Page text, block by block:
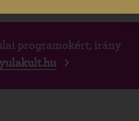
programokért, irány